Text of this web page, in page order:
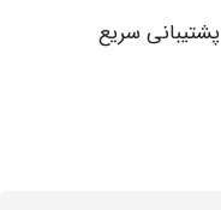
پشتیبانی سریع